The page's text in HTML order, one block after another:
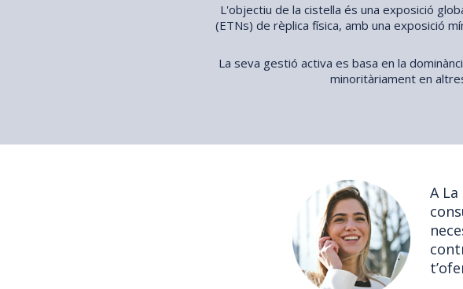
L'objectiu de la cistella és una exposició
(ETNs) de rèplica física, amb una exposició
La seva gestió activa es basa en la
minoritàriament en
A